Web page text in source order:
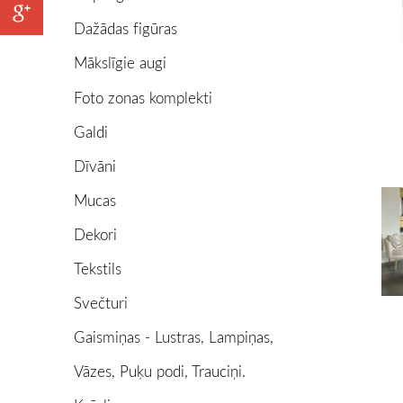
Dažādas figūras
Mākslīgie augi
Foto zonas komplekti
Galdi
Dīvāni
Mucas
Dekori
Tekstils
Svečturi
Gaismiņas - Lustras, Lampiņas,
Vāzes, Puķu podi, Trauciņi.